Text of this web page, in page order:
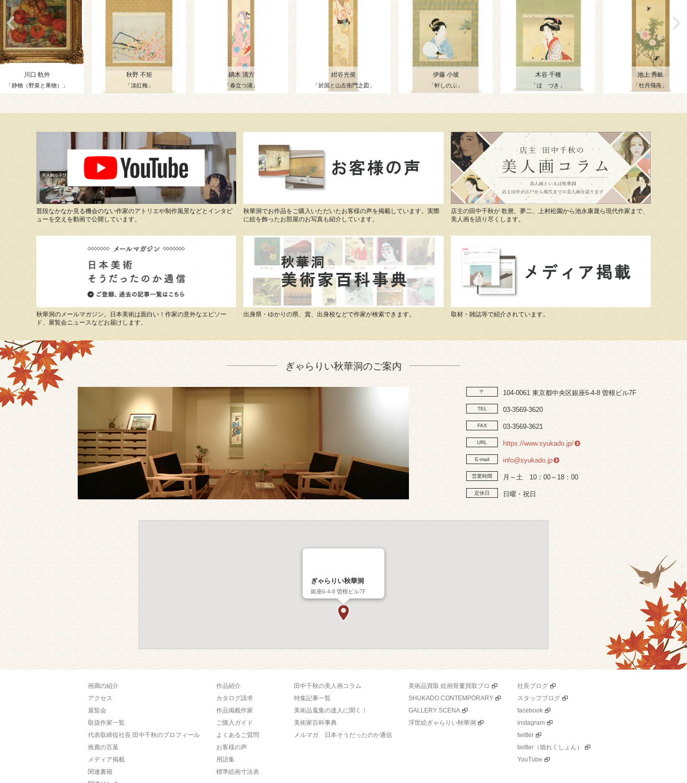
川口 軌外
「静物（野菜と果物）」
秋野 不矩
「淡紅梅」
鏑木 清方
「春立つ浦」
紺谷光俊
「於国と山左衛門之図」
伊藤 小坡
「軒しのぶ」
木谷 千種
「ほゝづき」
池上 秀畝
「牡丹飛燕」
普段なかなか見る機会のない作家のアトリエや制作風景などとインタビ
ューを交えを動画で公開しています。
秋華洞でお作品をご購入いただいたお客様の声を掲載しています。実際
に絵を飾ったお部屋のお写真も紹介しています。
店主の田中千秋が 歌麿、夢二、上村松園から池永康晟ら現代作家まで、
美人画を語り尽くします。
秋華洞のメールマガジン。日本美術は面白い！作家の意外なエピソー
ド、展覧会ニュースなどお届けします。
出身県・ゆかりの県、賞、出身校などで作家が検索できます。 取材・雑誌等で紹介されています。
ぎゃらりい秋華洞のご案内
〒 104-0061 東京都中央区銀座6-4-8 曽根ビル7F
TEL 03-3569-3620
FAX 03-3569-3621
URL https://www.syukado.jp/
E-mail info@syukado.jp
営業時間 月～土 10：00～18：00
定休日 日曜・祝日
ぎゃらりい秋華洞
銀座6-4-8 曽根ビル7F
画廊の紹介
アクセス
展覧会
取扱作家一覧
代表取締役社長 田中千秋のプロフィール
推薦の言葉
メディア掲載
関連書籍
作品紹介
カタログ請求
作品掲載作家
ご購入ガイド
よくあるご質問
お客様の声
用語集
標準絵画寸法表
田中千秋の美人画コラム
特集記事一覧
美術品蒐集の達人に聞く！
美術家百科事典
メルマガ 日本そうだったのか通信
美術品買取 絵画骨董買取プロ
SHUKADO CONTEMPORARY
GALLERY SCENA
浮世絵ぎゃらりい秋華洞
社長ブログ
スタッフブログ
facebook
instagram
twitter
twitter（猫れくしょん）
YouTube